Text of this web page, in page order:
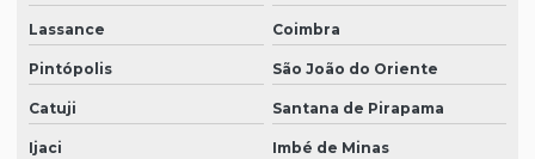
Lassance Coimbra
Pintópolis São João do Oriente
Catuji Santana de Pirapama
Ijaci Imbé de Minas